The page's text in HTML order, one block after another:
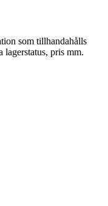
som tillhandahålls
lagerstatus, pris mm.